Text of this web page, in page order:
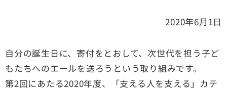
2020年6月1日
自分の誕生日に、寄付をとおして、次世代を担う子ど
もたちへのエールを送ろうという取り組みです。
第2回にあたる2020年度、「支える人を支える」カテ